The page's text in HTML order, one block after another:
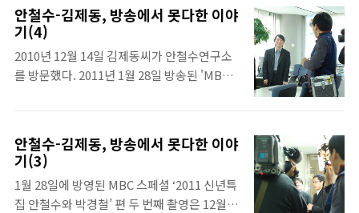
자신의 생각을 전했다. 기업가는 활발하지 않
으면 성공하기 어렵다? 우리가 흔히 사업가 하
면 떠오르는 이미지는 넓은 인맥을 바탕으로
하는 활발한 성격이다. 기업가가 활발하지 않
다면 그 기업이 성공할 수 있을까 질문을 던..
는 90분 간 멈출 줄을 몰랐다. 예술과 소통, 소
녀시대와 이효리를 넘나든 그날의 전반부 대화
의 주요 내용을 소개한다. 김제동(이하 김) : 어
떻게 이효리 씨를 모를 수 있습니까? 안철수
요. 김 : 현빈 씨는 아십니까? 안 : 현..빈..? 영화
배우 아닌가요? 아, 원빈, 현빈... 누군지 모르
겠어요. 영화에서 본 것 같은데. 김 : 둘이 다른
사람인 건 모르시죠? 안 : 전쟁 영화..
안철수-김제동, 방송에서 못다한 이야
기(4)
2010년 12월 14일 김제동씨가 안철수연구소
를 방문했다. 2011년 1월 28일 방송된 'MBC
단둘이 대화하는 내용이었다. 두 사람은 벽이
없는 안 교수의 업무 공간과 임직원 단체 사진
등을 둘러본 후 침해사고대응센터(CERT)를
배경으로 이야기를 나누었다. 아래에 정리한,
안철수-김제동, 방송에서 못다한 이야
기(3)
1월 28일에 방영된 MBC 스페셜 ‘2011 신년특
집 안철수와 박경철’ 편 두 번째 촬영은 12월